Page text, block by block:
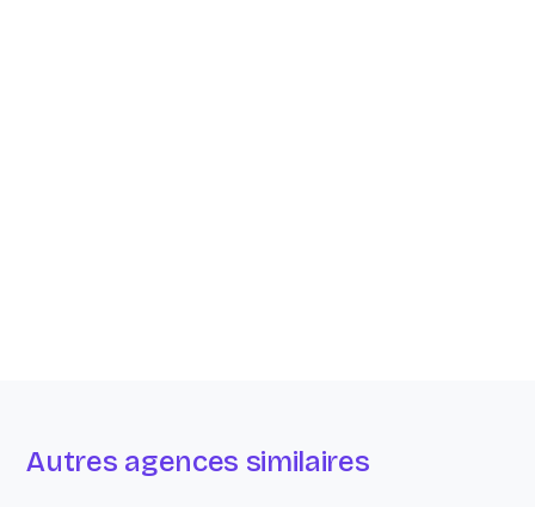
Autres agences similaires